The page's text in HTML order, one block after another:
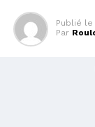
Publié le
Par